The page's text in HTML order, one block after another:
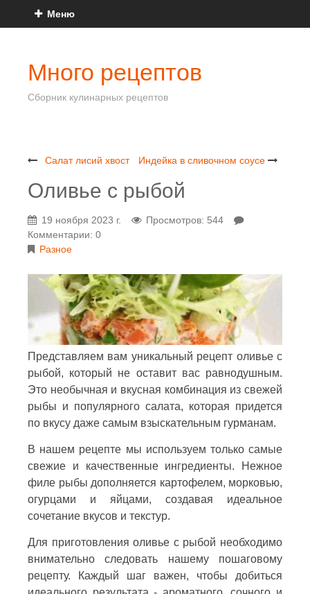
Меню
Много рецептов
Сборник кулинарных рецептов
Салат лисий хвост Индейка в сливочном соусе
Оливье с рыбой
19 ноября 2023 г.
Просмотров: 544
Комментарии: 0
Разное
Представляем вам уникальный рецепт оливье с
рыбой, который не оставит вас равнодушным.
Это необычная и вкусная комбинация из свежей
рыбы и популярного салата, которая придется
по вкусу даже самым взыскательным гурманам.
В нашем рецепте мы используем только самые
свежие и качественные ингредиенты. Нежное
филе рыбы дополняется картофелем, морковью,
огурцами и яйцами, создавая идеальное
сочетание вкусов и текстур.
Для приготовления оливье с рыбой необходимо
внимательно следовать нашему пошаговому
рецепту. Каждый шаг важен, чтобы добиться